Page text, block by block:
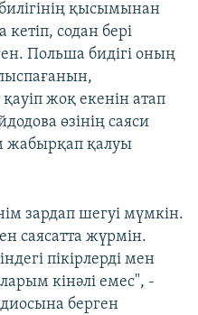
қысымынан
содан бері
Польша бидігі оның
жоқ екенін атап
өзінің саяси
жабырқап қалуы
зардап шегуі мүмкін.
саясатта жүрмін.
пікірлерді мен
кінәлі емес", -
берген